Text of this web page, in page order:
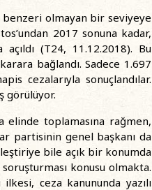
benzeri olmayan bir seviyeye
2017 sonuna kadar,
(T24, 11.12.2018). Bu
bağlandı. Sadece 1.697
cezalarıyla sonuçlandılar.
görülüyor.
elinde toplamasına rağmen,
partisinin genel başkanı da
bile açık bir konumda
konusu olmakta.
ceza kanununda yazılı